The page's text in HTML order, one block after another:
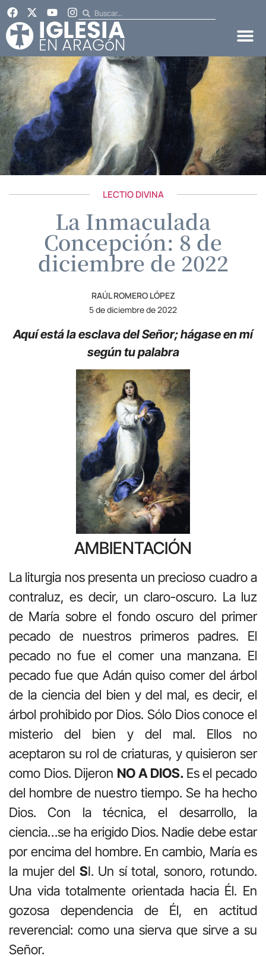
LECTIO DIVINA
La Inmaculada
Concepción: 8 de
diciembre de 2022
RAÚL ROMERO LÓPEZ
5 de diciembre de 2022
Aquí está la esclava del Señor; hágase en mí
según tu palabra
AMBIENTACIÓN
La liturgia nos presenta un precioso cuadro a
contraluz, es decir, un claro-oscuro. La luz
de María sobre el fondo oscuro del primer
pecado de nuestros primeros padres. El
pecado no fue el comer una manzana. El
pecado fue que Adán quiso comer del árbol
de la ciencia del bien y del mal, es decir, el
árbol prohibido por Dios. Sólo Dios conoce el
misterio del bien y del mal. Ellos no
aceptaron su rol de criaturas, y quisieron ser
como Dios. Dijeron NO A DIOS. Es el pecado
del hombre de nuestro tiempo. Se ha hecho
Dios. Con la técnica, el desarrollo, la
ciencia…se ha erigido Dios. Nadie debe estar
por encima del hombre. En cambio, María es
la mujer del SI. Un sí total, sonoro, rotundo.
Una vida totalmente orientada hacia Él. En
gozosa dependencia de Él, en actitud
reverencial: como una sierva que sirve a su
Señor.